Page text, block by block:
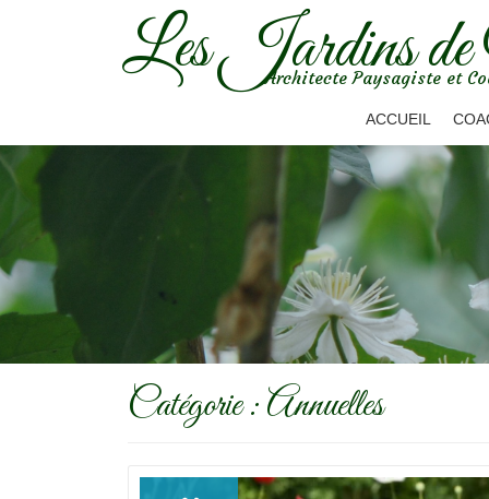
Les Jardins
Architecte Paysagiste et
ACCUEIL
Catégorie :Annuelles